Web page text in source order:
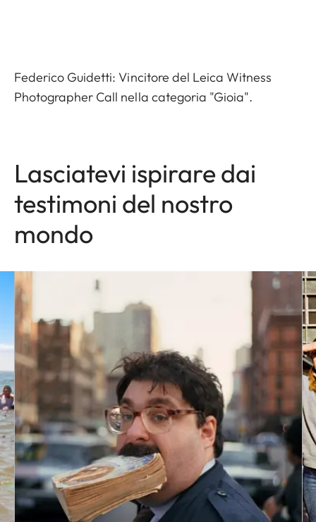
Federico Guidetti: Vincitore del Leica Witness
Photographer Call nella categoria "Gioia".
Lasciatevi ispirare dai
testimoni del nostro
mondo